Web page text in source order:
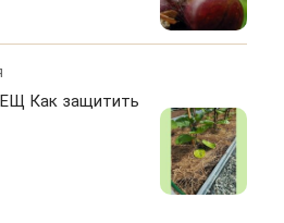
Как защитить